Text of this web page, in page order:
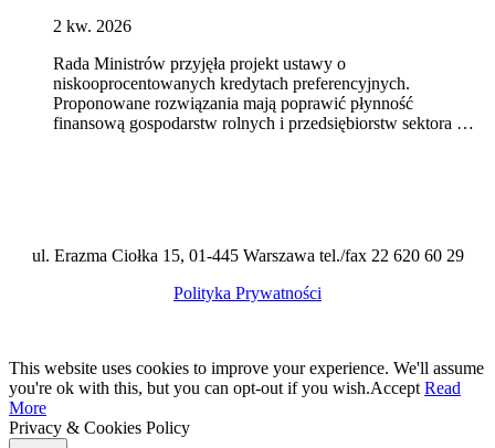
2 kw. 2026
Rada Ministrów przyjęła projekt ustawy o
niskooprocentowanych kredytach preferencyjnych.
Proponowane rozwiązania mają poprawić płynność
finansową gospodarstw rolnych i przedsiębiorstw sektora …
ul. Erazma Ciołka 15, 01-445 Warszawa tel./fax 22 620 60 29
Polityka Prywatności
This website uses cookies to improve your experience. We'll assume
you're ok with this, but you can opt-out if you wish.Accept Read
More
Privacy & Cookies Policy